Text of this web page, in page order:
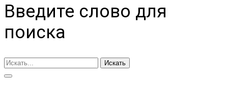
Введите слово для
поиска
Искать